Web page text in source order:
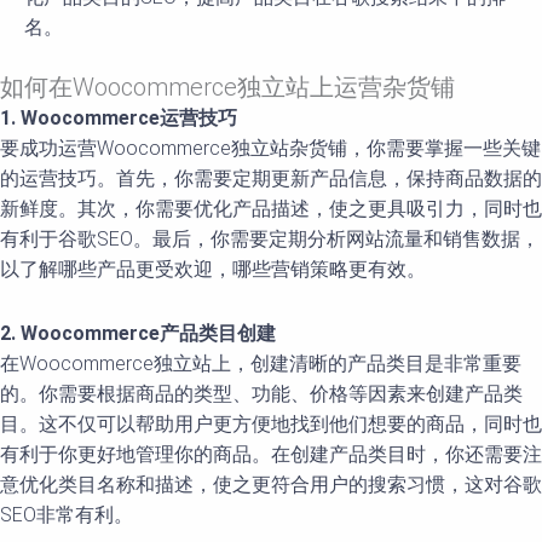
名。
如何在Woocommerce独立站上运营杂货铺
1. Woocommerce运营技巧
要成功运营Woocommerce独立站杂货铺，你需要掌握一些关键
的运营技巧。首先，你需要定期更新产品信息，保持商品数据的
新鲜度。其次，你需要优化产品描述，使之更具吸引力，同时也
有利于谷歌SEO。最后，你需要定期分析网站流量和销售数据，
以了解哪些产品更受欢迎，哪些营销策略更有效。
2. Woocommerce产品类目创建
在Woocommerce独立站上，创建清晰的产品类目是非常重要
的。你需要根据商品的类型、功能、价格等因素来创建产品类
目。这不仅可以帮助用户更方便地找到他们想要的商品，同时也
有利于你更好地管理你的商品。在创建产品类目时，你还需要注
意优化类目名称和描述，使之更符合用户的搜索习惯，这对谷歌
SEO非常有利。